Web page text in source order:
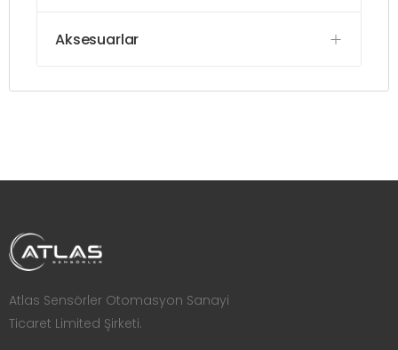
Aksesuarlar
Atlas Sensörler Otomasyon Sanayi
Ticaret Limited Şirketi.